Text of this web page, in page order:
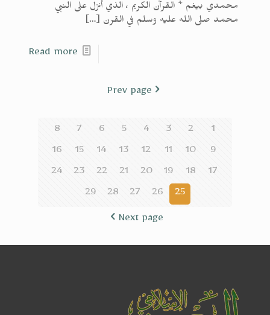
محمدي بيغم * القرآن الكريم ، الذي أُنزل على النبي
محمد صلى الله عليه وسلم في القرن […]
Read more
Prev page
1
2
3
4
5
6
7
8
9
10
11
12
13
14
15
16
17
18
19
20
21
22
23
24
25
26
27
28
29
Next page